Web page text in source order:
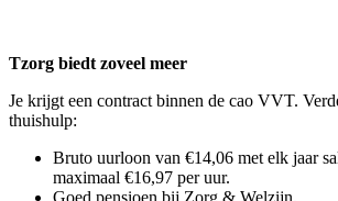
Tzorg biedt zoveel meer
Je krijgt een contract binnen de cao VVT.
thuishulp:
Bruto uurloon van €14,06 met elk jaar
maximaal €16,97 per uur.
Goed pensioen bij Zorg & Welzijn.